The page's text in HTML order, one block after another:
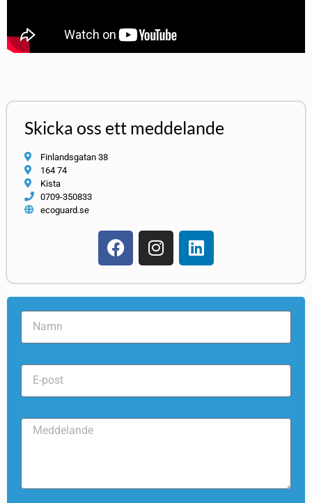
Skicka oss ett meddelande
Finlandsgatan 38
164 74
Kista
0709-350833
ecoguard.se